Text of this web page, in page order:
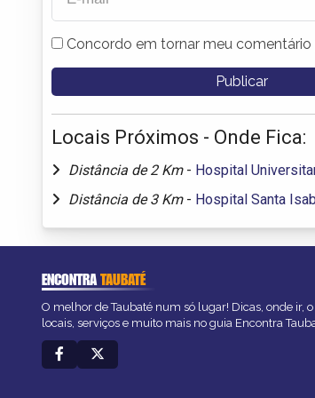
Concordo em tornar meu
Locais Próximos - Onde Fica:
Distância de 2 Km - Hospital
Distância de 3 Km - Hospital Santa
ENCONTRATAUBATÉ
O melhor de Taubaté num só lugar! Dicas, onde ir,
locais, serviços e muito mais no guia Encontra